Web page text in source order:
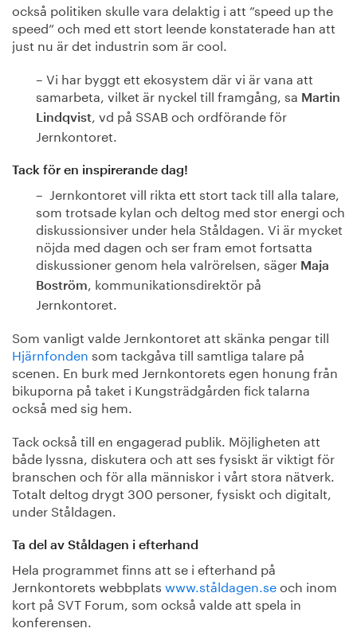
också politiken skulle vara delaktig i att ”speed up the
speed” och med ett stort leende konstaterade han att
just nu är det industrin som är cool.
– Vi har byggt ett ekosystem där vi är vana att
samarbeta, vilket är nyckel till framgång, sa Martin
Lindqvist , vd på SSAB och ordförande för
Jernkontoret.
Tack för en inspirerande dag!
– Jernkontoret vill rikta ett stort tack till alla talare,
som trotsade kylan och deltog med stor energi och
diskussionsiver under hela Ståldagen. Vi är mycket
nöjda med dagen och ser fram emot fortsatta
diskussioner genom hela valrörelsen, säger Maja
Boström, kommunikationsdirektör på
Jernkontoret.
Som vanligt valde Jernkontoret att skänka pengar till
Hjärnfonden som tackgåva till samtliga talare på
scenen. En burk med Jernkontorets egen honung från
bikuporna på taket i Kungsträdgården fick talarna
också med sig hem.
Tack också till en engagerad publik. Möjligheten att
både lyssna, diskutera och att ses fysiskt är viktigt för
branschen och för alla människor i vårt stora nätverk.
Totalt deltog drygt 300 personer, fysiskt och digitalt,
under Ståldagen.
Ta del av Ståldagen i efterhand
Hela programmet finns att se i efterhand på
Jernkontorets webbplats www.ståldagen.seoch inom
kort på SVT Forum, som också valde att spela in
konferensen.